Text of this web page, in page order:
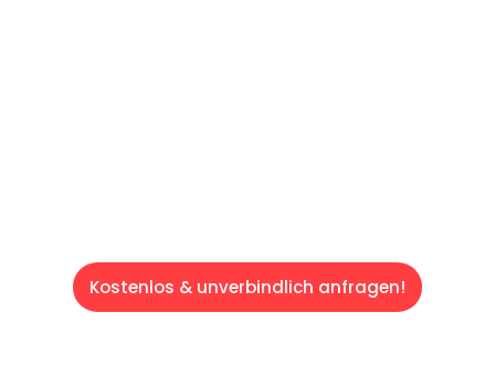
Kostenlos & unverbindlich anfragen!